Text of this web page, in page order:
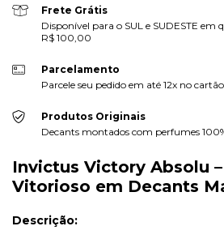
Frete Grátis
Disponível para o SUL e SUDESTE em
R$ 100,00
Parcelamento
Parcele seu pedido em até 12x no cartão
Produtos Originais
Decants montados com perfumes
Invictus Victory Absolu
Vitorioso em Decants
Descrição: